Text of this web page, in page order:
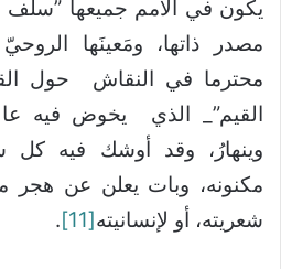
يكون في الأمم جميعها ”سلف
مصدر ذاتها، ومَعينَها
محترما في النقاش حول
القيم”_ الذي يخوض فيه
وينهارُ، وقد أوشك فيه كل
مكنونه، وبات يعلن عن هجر
شعريته، أو لإنسانيته[11]
.